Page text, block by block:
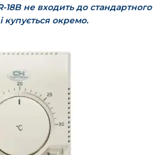
18B не входить до стандартного
купується окремо.